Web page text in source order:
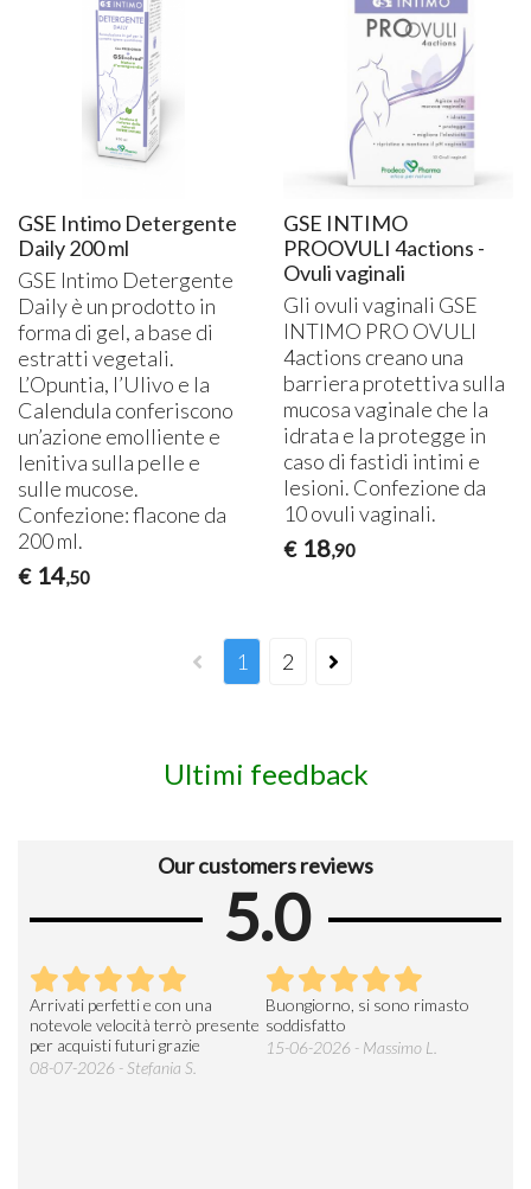
GSE Intimo Detergente
Daily 200 ml
GSE Intimo Detergente
Daily è un prodotto in
forma di gel, a base di
estratti vegetali.
L’Opuntia, l’Ulivo e la
Calendula conferiscono
un’azione emolliente e
lenitiva sulla pelle e
sulle mucose.
Confezione: flacone da
200 ml.
€ 14,50
GSE INTIMO
PROOVULI 4actions -
Ovuli vaginali
Gli ovuli vaginali GSE
INTIMO PRO OVULI
4actions creano una
barriera protettiva sulla
mucosa vaginale che la
idrata e la protegge in
caso di fastidi intimi e
lesioni. Confezione da
10 ovuli vaginali.
€ 18,90
1 2
Ultimi feedback
Our customers reviews
5.0
Arrivati perfetti e con una
notevole velocità terrò presente
per acquisti futuri grazie
08-07-2026 - Stefania S.
Buongiorno, si sono rimasto
soddisfatto
15-06-2026 - Massimo L.